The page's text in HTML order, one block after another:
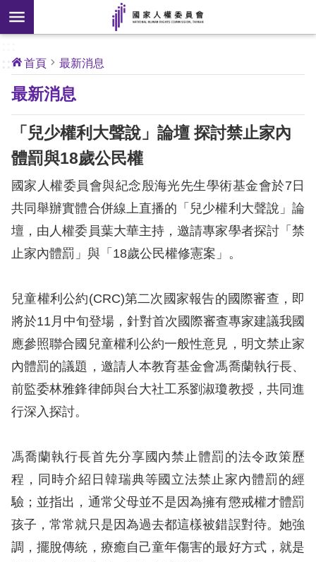
前往主要內容區塊
搜
尋
開
新
核
心
人
權
公
約
關
於
本
會
最
消
息
人
權
業
務
核
人
權
公
約
:::
首頁 最新消息
最新消息
「兒少權利大聲說」論壇 探討禁止家內
體罰與18歲公民權
國家人權委員會與紀念殷海光先生學術基金會於7日
共同舉辦實體合併線上直播的「兒少權利大聲說」論
壇，由人權委員葉大華主持，邀請專家學者探討「禁
止家內體罰」與「18歲公民權修憲案」。
兒童權利公約(CRC)第二次國家報告的國際審查，即
將於11月中旬登場，針對首次國際審查專家建議我國
應參照聯合國兒童權利公約一般性意見，明文禁止家
內體罰的議題，邀請人本教育基金會馮喬蘭執行長、
前監委林雅鋒律師與台大社工系劉淑瓊教授，共同進
行深入探討。
馮喬蘭執行長首先分享國內禁止體罰的法令政策歷
程，同時介紹日韓瑞典等國立法禁止家內體罰的經
驗；並指出，通常父母並不是因為擁有懲戒權才體罰
孩子，常常就只是因為過去都這樣被錯誤對待。她強
調，擺脫傳統，療癒自己童年傷害的最好方式，就是